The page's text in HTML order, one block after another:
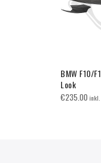
BMW F10/
Look
€235.00inkl.